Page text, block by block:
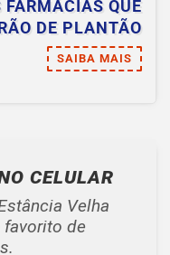
QUE
DE PLANTÃO
SAIBA MAIS
CELULAR
Velha
de